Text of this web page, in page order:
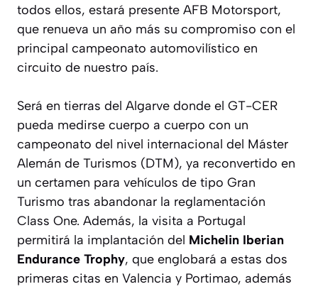
todos ellos, estará presente AFB Motorsport,
que renueva un año más su compromiso con el
principal campeonato automovilístico en
circuito de nuestro país.
Será en tierras del Algarve donde el GT-CER
pueda medirse cuerpo a cuerpo con un
campeonato del nivel internacional del Máster
Alemán de Turismos (DTM), ya reconvertido en
un certamen para vehículos de tipo Gran
Turismo tras abandonar la reglamentación
Class One. Además, la visita a Portugal
permitirá la implantación del Michelin Iberian
Endurance Trophy, que englobará a estas dos
primeras citas en Valencia y Portimao, además